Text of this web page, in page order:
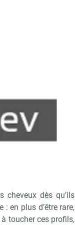
cheveux dès qu’ils
en plus d’être rare,
toucher ces profils,